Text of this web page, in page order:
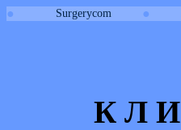
● Surgerycom ●
К Л И